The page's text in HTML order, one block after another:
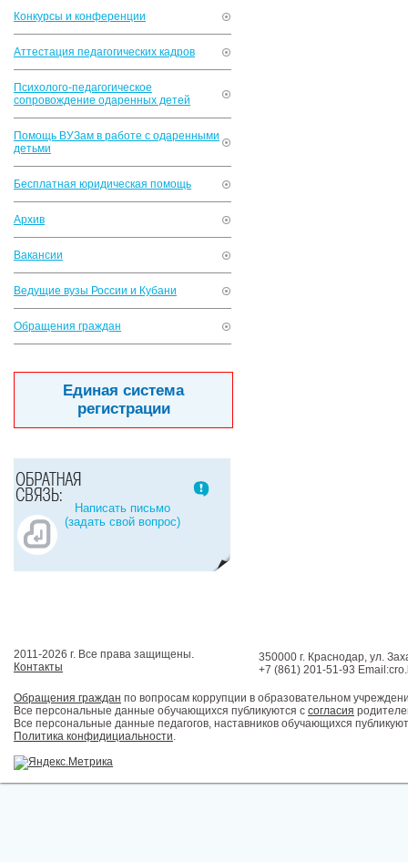
Конкурсы и конференции
Аттестация педагогических кадров
Психолого-педагогическое
сопровождение одаренных детей
Помощь ВУЗам в работе с одаренными
детьми
Бесплатная юридическая помощь
Архив
Вакансии
Ведущие вузы России и Кубани
Обращения граждан
Единая система
регистрации
Написать письмо
(задать свой вопрос)
2011-2026 г. Все права защищены.
Контакты
350000 г. Краснодар, ул.
+7 (861) 201-51-93
Обращения граждан по вопросам коррупции в образовательном
Все персональные данные обучающихся публикуются с согласия
Все персональные данные педагогов, наставников обучающихся
Политика конфидициальности.